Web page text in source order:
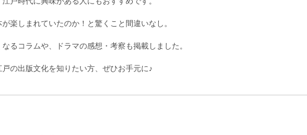
楽しまれていたのか！と驚くこと間違いなし。
るコラムや、ドラマの感想・考察も掲載しました。
の出版文化を知りたい方、ぜひお手元に♪